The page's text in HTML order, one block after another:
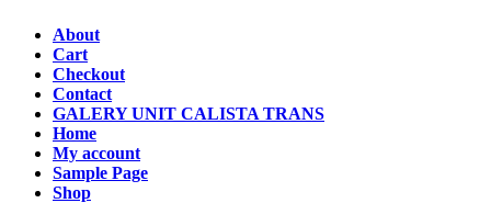
About
Cart
Checkout
Contact
GALERY UNIT CALISTA TRANS
Home
My account
Sample Page
Shop